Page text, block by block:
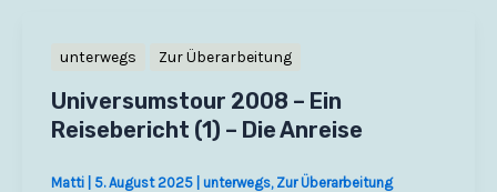
unterwegs Zur Überarbeitung
Universumstour 2008 – Ein
Reisebericht (1) – Die Anreise
Matti 5. August 2025 unterwegs, Zur Überarbeitung